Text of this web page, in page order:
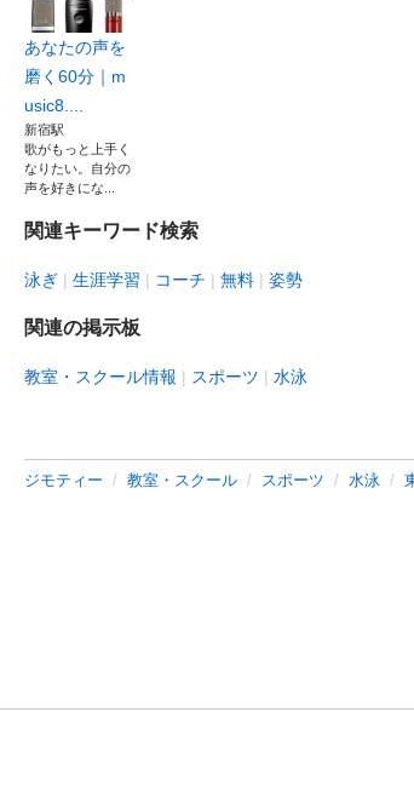
あなたの声を
磨く60分｜m
usic8....
新宿駅
歌がもっと上手く
なりたい。自分の
声を好きにな...
関連キーワード検索
泳ぎ 生涯学習 コーチ 無料 姿勢
関連の掲示板
教室・スクール情報 スポーツ 水泳
ジモティー 教室・スクール スポーツ 水泳